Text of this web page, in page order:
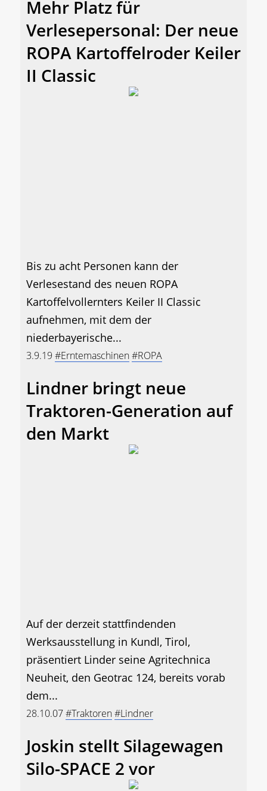
Mehr Platz für
Verlesepersonal: Der neue
ROPA Kartoffelroder Keiler
II Classic
Bis zu acht Personen kann der
Verlesestand des neuen ROPA
Kartoffelvollernters Keiler II Classic
aufnehmen, mit dem der
niederbayerische...
3.9.19 #Erntemaschinen#ROPA
Lindner bringt neue
Traktoren-Generation auf
den Markt
Auf der derzeit stattfindenden
Werksausstellung in Kundl, Tirol,
präsentiert Linder seine Agritechnica
Neuheit, den Geotrac 124, bereits vorab
dem...
28.10.07#Traktoren#Lindner
Joskin stellt Silagewagen
Silo-SPACE 2 vor